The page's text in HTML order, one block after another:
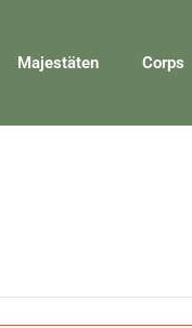
Majestäten Corps